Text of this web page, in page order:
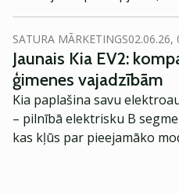
Investoruklubs.lv teic
vadītājs Edmunds Antufjevs.
obligāciju tirgū šobrīd ir
brīdis, lai iegādātos
SATURA MĀRKETINGS02.06.26,
Jaunais Kia EV2:
ģimenes vajadzībām
Kia paplašina savu
– pilnībā elektrisku B
kas kļūs par pieejamāko